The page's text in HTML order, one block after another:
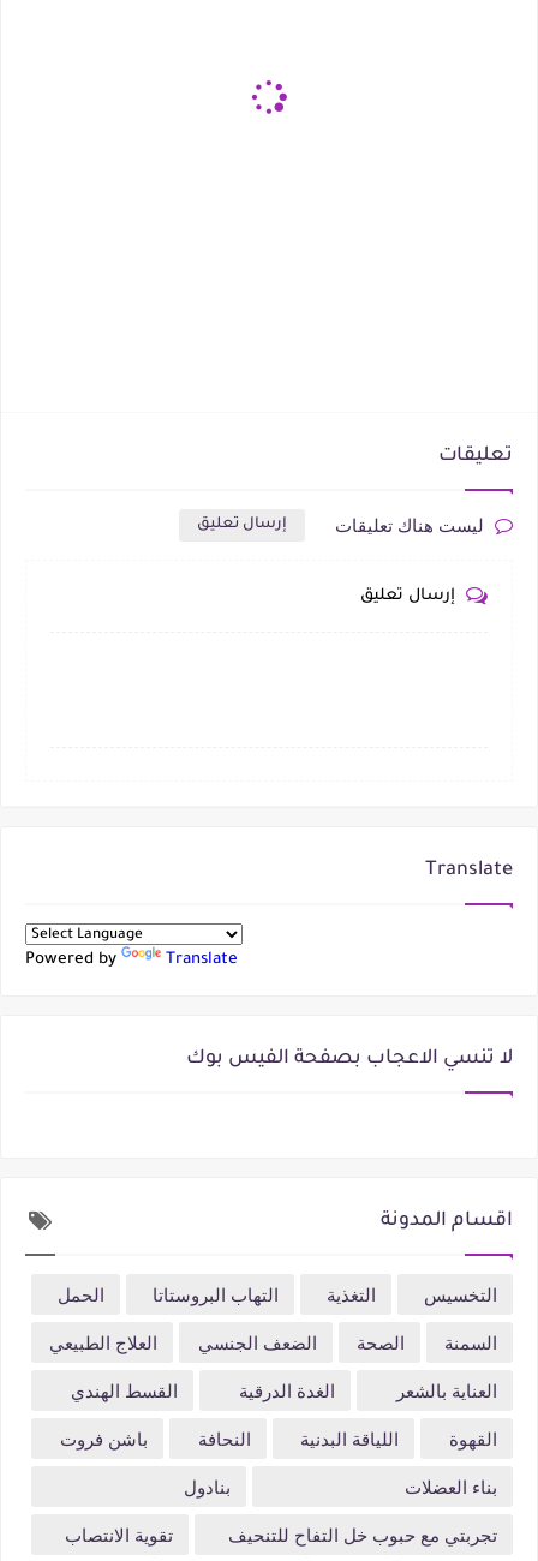
تعليقات
ليست هناك تعليقات إرسال تعليق
إرسال تعليق
Translate
Powered by Translate
لا تنسي الاعجاب بصفحة الفيس بوك
اقسام المدونة
التخسيس التغذية التهاب البروستاتا
الحمل
السمنة
الصحة الضعف الجنسي
العلاج الطبيعي
العناية بالشعر
الغدة الدرقية
القسط الهندي
القهوة
اللياقة البدنية النحافة
باشن فروت
بناء العضلات
بنادول
تجربتي مع حبوب خل التفاح للتنحيف
تقوية الانتصاب